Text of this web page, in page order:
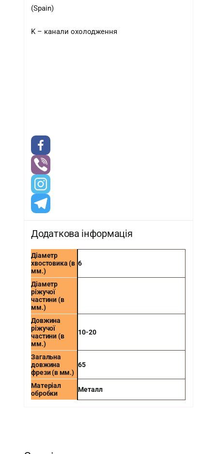
(Spain)
K – канали охолодження
Додаткова інформація
Діаметр
хвостовика (в
мм.)
6
Діаметр
ріжучої
частини (в
мм.)
Довжина
ріжучої
частини (в
мм.)
10-20
Загальна
довжина
фрези (в мм.)
65
Матеріал
обробки
Металл